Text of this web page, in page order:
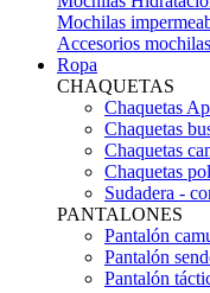
Mochilas
Accesorios mochilas
Ropa
CHAQUETAS
Chaquetas
Chaquetas
Chaquetas
Chaquetas
Sudadera -
PANTALONES
Pantalón
Pantalón
Pantalón